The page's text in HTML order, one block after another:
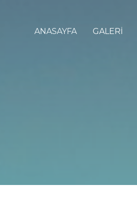
ANASAYFA
GALERİ